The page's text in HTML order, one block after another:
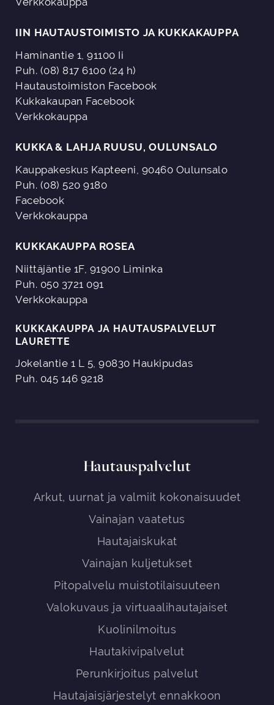
IIN HAUTAUSTOIMISTO JA KUKKAKAUPPA
Haminantie 1, 91100 Ii
Puh. (08) 817 6100 (24 h)
Hautaustoimiston Facebook
Kukkakaupan Facebook
Verkkokauppa
KUKKA & LAHJA RUUSU, OULUNSALO
Kauppakeskus Kapteeni, 90460 Oulunsalo
Puh. (08) 520 9180
Facebook
Verkkokauppa
KUKKAKAUPPA ROSEA
Niittäjäntie 1F, 91900 Liminka
Puh. 050 3721 091
Verkkokauppa
KUKKAKAUPPA JA HAUTAUSPALVELUT
LAURETTE
Jokelantie 1 L 5, 90830 Haukipudas
Puh. 045 146 9218
Hautauspalvelut
Arkut, uurnat ja valmiit kokonaisuudet
Vainajan vaatetus
Hautajaiskukat
Vainajan kuljetukset
Pitopalvelu muistotilaisuuteen
Valokuvaus ja virtuaalihautajaiset
Kuolinilmoitus
Hautakivipalvelut
Perunkirjoitus palvelut
Hautajaisjärjestelyt ennakkoon